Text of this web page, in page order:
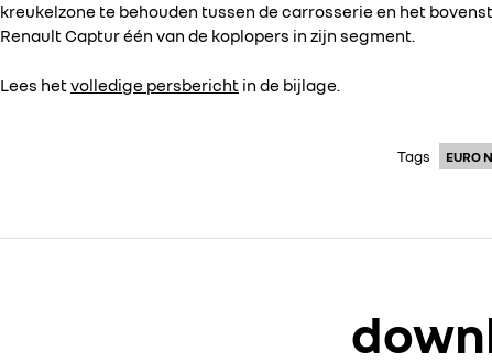
kreukelzone te behouden tussen de carrosserie en het
Renault Captur één van de koplopers in zijn segment.
Lees hetvolledige persbericht in de bijlage.
Tags EURO